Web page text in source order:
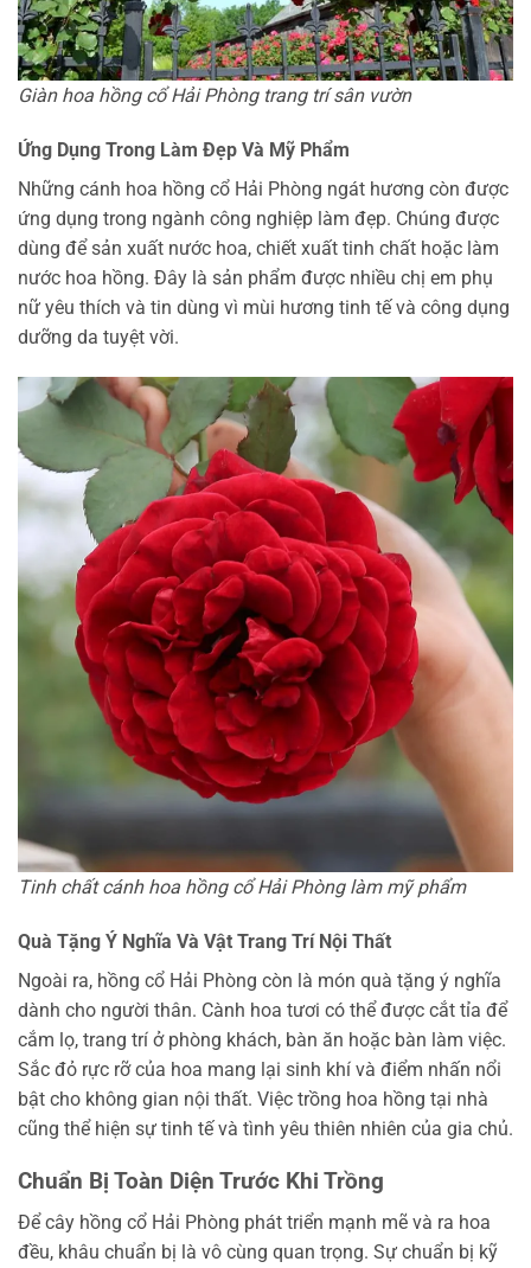
Giàn hoa hồng cổ Hải Phòng trang trí sân vườn
Ứng Dụng Trong Làm Đẹp Và Mỹ Phẩm
Những cánh hoa hồng cổ Hải Phòng ngát hương còn được
ứng dụng trong ngành công nghiệp làm đẹp. Chúng được
dùng để sản xuất nước hoa, chiết xuất tinh chất hoặc làm
nước hoa hồng. Đây là sản phẩm được nhiều chị em phụ
nữ yêu thích và tin dùng vì mùi hương tinh tế và công dụng
dưỡng da tuyệt vời.
Tinh chất cánh hoa hồng cổ Hải Phòng làm mỹ phẩm
Quà Tặng Ý Nghĩa Và Vật Trang Trí Nội Thất
Ngoài ra, hồng cổ Hải Phòng còn là món quà tặng ý nghĩa
dành cho người thân. Cành hoa tươi có thể được cắt tỉa để
cắm lọ, trang trí ở phòng khách, bàn ăn hoặc bàn làm việc.
Sắc đỏ rực rỡ của hoa mang lại sinh khí và điểm nhấn nổi
bật cho không gian nội thất. Việc trồng hoa hồng tại nhà
cũng thể hiện sự tinh tế và tình yêu thiên nhiên của gia chủ.
Chuẩn Bị Toàn Diện Trước Khi Trồng
Để cây hồng cổ Hải Phòng phát triển mạnh mẽ và ra hoa
đều, khâu chuẩn bị là vô cùng quan trọng. Sự chuẩn bị kỹ